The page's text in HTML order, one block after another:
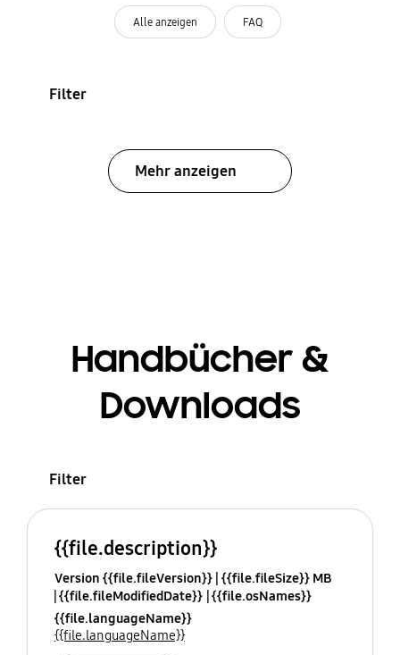
Alle anzeigen FAQ
Filter
Mehr anzeigen
Handbücher &
Downloads
Filter
{{file.description}}
Version {{file.fileVersion}} {{file.fileSize}} MB
{{file.fileModifiedDate}} {{file.osNames}}
{{file.languageName}}
{{file.languageName}}